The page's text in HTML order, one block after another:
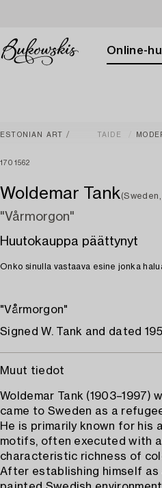
Online-
ESTONIAN ART TAIDE
1701562
Woldemar Tank
"Vårmorgon"
Huutokauppa päättynyt
Onko sinulla vastaava esine jonka
"Vårmorgon"
Signed W. Tank and dated
Muut tiedot
Woldemar Tank
came to Sweden as a
He is primarily known for his
motifs, often executed with
characteristic richness of
After establishing himself as